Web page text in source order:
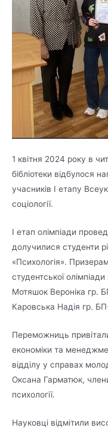
1 квітня 2024 року в
бібліотеки відбулося
учасників І етапу
соціології.
І етап олімпіади
долучилися студенти
«Психологія».
студентської
Мотяшок Вероніка гр.
Каровська Надія гр.
Переможниць
економіки та
відділу у справах
Оксана Гарматюк,
психології.
Науковці відмітили